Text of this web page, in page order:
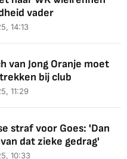
vader
14:13
van Jong Oranje moet
bij club
11:29
straf voor Goes: 'Dan
dat zieke gedrag'
10:33